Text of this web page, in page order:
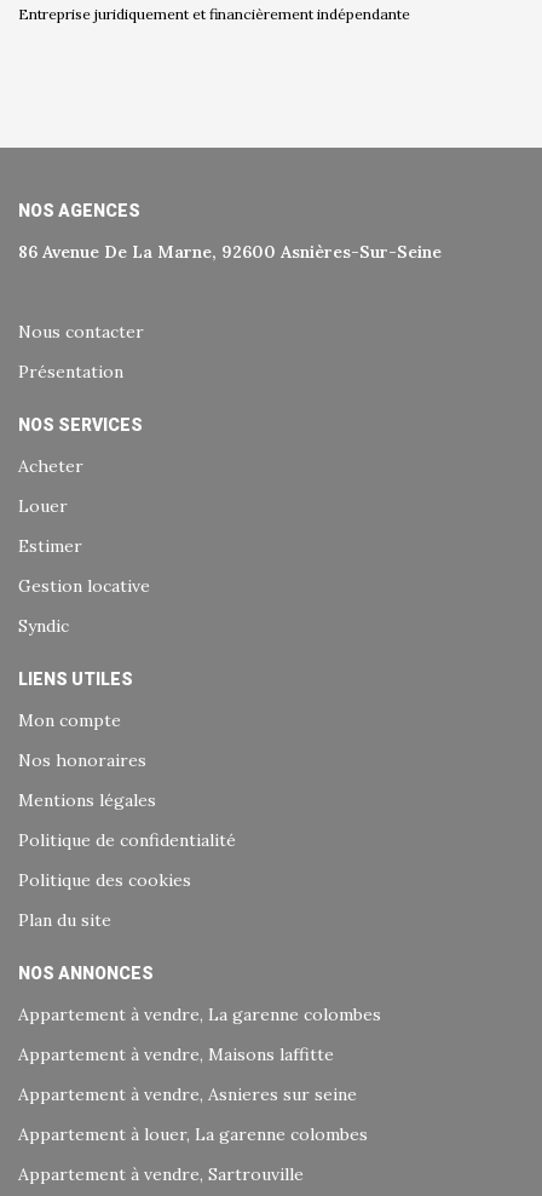
Entreprise juridiquement et financièrement indépendante
NOS AGENCES
86 Avenue De La Marne, 92600 Asnières-Sur-Seine
Nous contacter
Présentation
NOS SERVICES
Acheter
Louer
Estimer
Gestion locative
Syndic
LIENS UTILES
Mon compte
Nos honoraires
Mentions légales
Politique de confidentialité
Politique des cookies
Plan du site
NOS ANNONCES
Appartement à vendre, La garenne colombes
Appartement à vendre, Maisons laffitte
Appartement à vendre, Asnieres sur seine
Appartement à louer, La garenne colombes
Appartement à vendre, Sartrouville